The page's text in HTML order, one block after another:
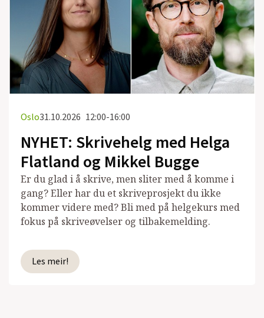
Oslo31.10.2026 12:00-16:00
NYHET: Skrivehelg med Helga
Flatland og Mikkel Bugge
Er du glad i å skrive, men sliter med å komme i
gang? Eller har du et skriveprosjekt du ikke
kommer videre med? Bli med på helgekurs med
fokus på skriveøvelser og tilbakemelding.
Les meir!